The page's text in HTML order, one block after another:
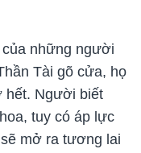
những người
Tài gõ cửa, họ
hết. Người biết
tuy có áp lực
mở ra tương lai